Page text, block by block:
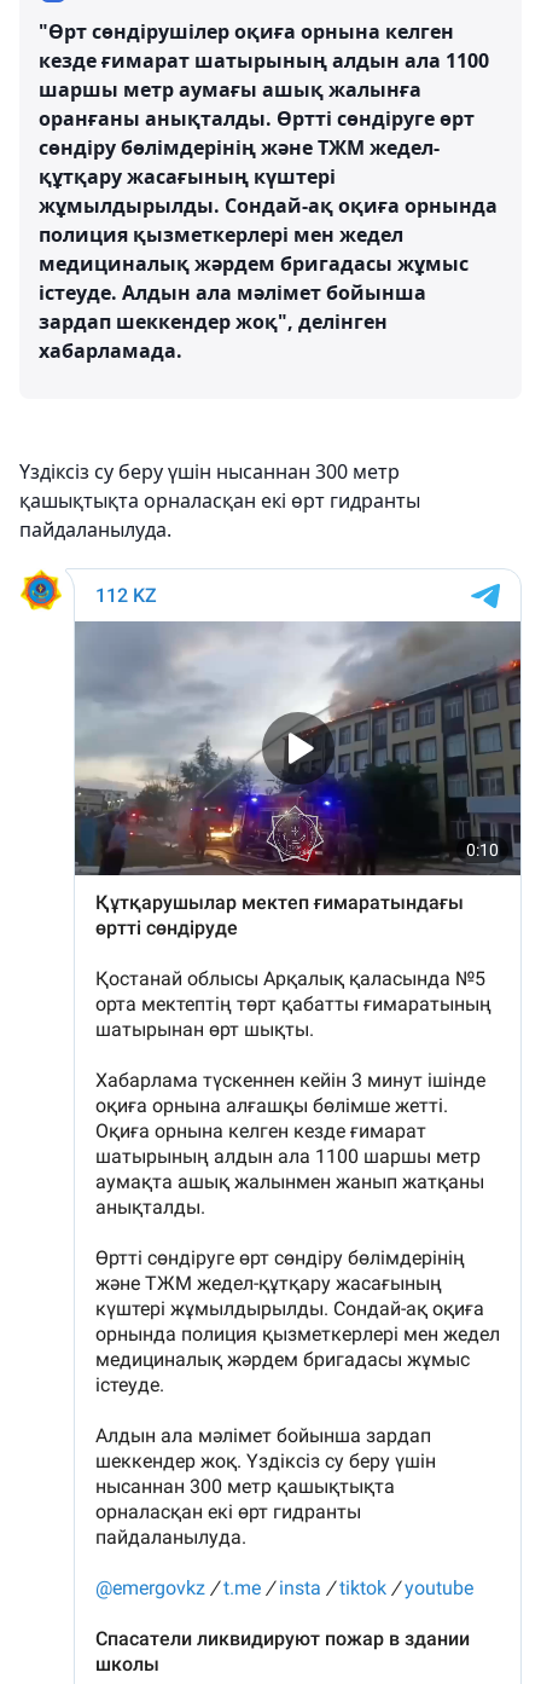
"Өрт сөндірушілер оқиға орнына келген
кезде ғимарат шатырының алдын ала 1100
шаршы метр аумағы ашық жалынға
оранғаны анықталды. Өртті сөндіруге өрт
сөндіру бөлімдерінің және ТЖМ жедел-
құтқару жасағының күштері
жұмылдырылды. Сондай-ақ оқиға орнында
полиция қызметкерлері мен жедел
медициналық жәрдем бригадасы жұмыс
істеуде. Алдын ала мәлімет бойынша
зардап шеккендер жоқ", делінген
хабарламада.
Үздіксіз су беру үшін нысаннан 300 метр
қашықтықта орналасқан екі өрт гидранты
пайдаланылуда.